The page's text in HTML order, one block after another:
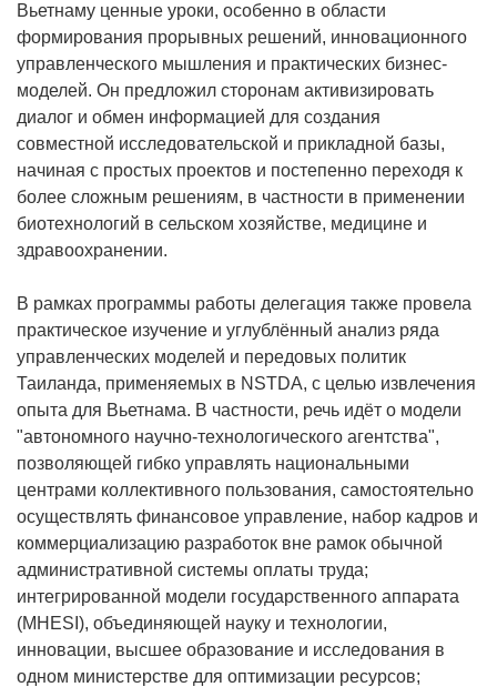
Вьетнаму ценные уроки, особенно в области
формирования прорывных решений, инновационного
управленческого мышления и практических бизнес-
моделей. Он предложил сторонам активизировать
диалог и обмен информацией для создания
совместной исследовательской и прикладной базы,
начиная с простых проектов и постепенно переходя к
более сложным решениям, в частности в применении
биотехнологий в сельском хозяйстве, медицине и
здравоохранении.
В рамках программы работы делегация также провела
практическое изучение и углублённый анализ ряда
управленческих моделей и передовых политик
Таиланда, применяемых в NSTDA, с целью извлечения
опыта для Вьетнама. В частности, речь идёт о модели
"автономного научно-технологического агентства",
позволяющей гибко управлять национальными
центрами коллективного пользования, самостоятельно
осуществлять финансовое управление, набор кадров и
коммерциализацию разработок вне рамок обычной
административной системы оплаты труда;
интегрированной модели государственного аппарата
(MHESI), объединяющей науку и технологии,
инновации, высшее образование и исследования в
одном министерстве для оптимизации ресурсов;